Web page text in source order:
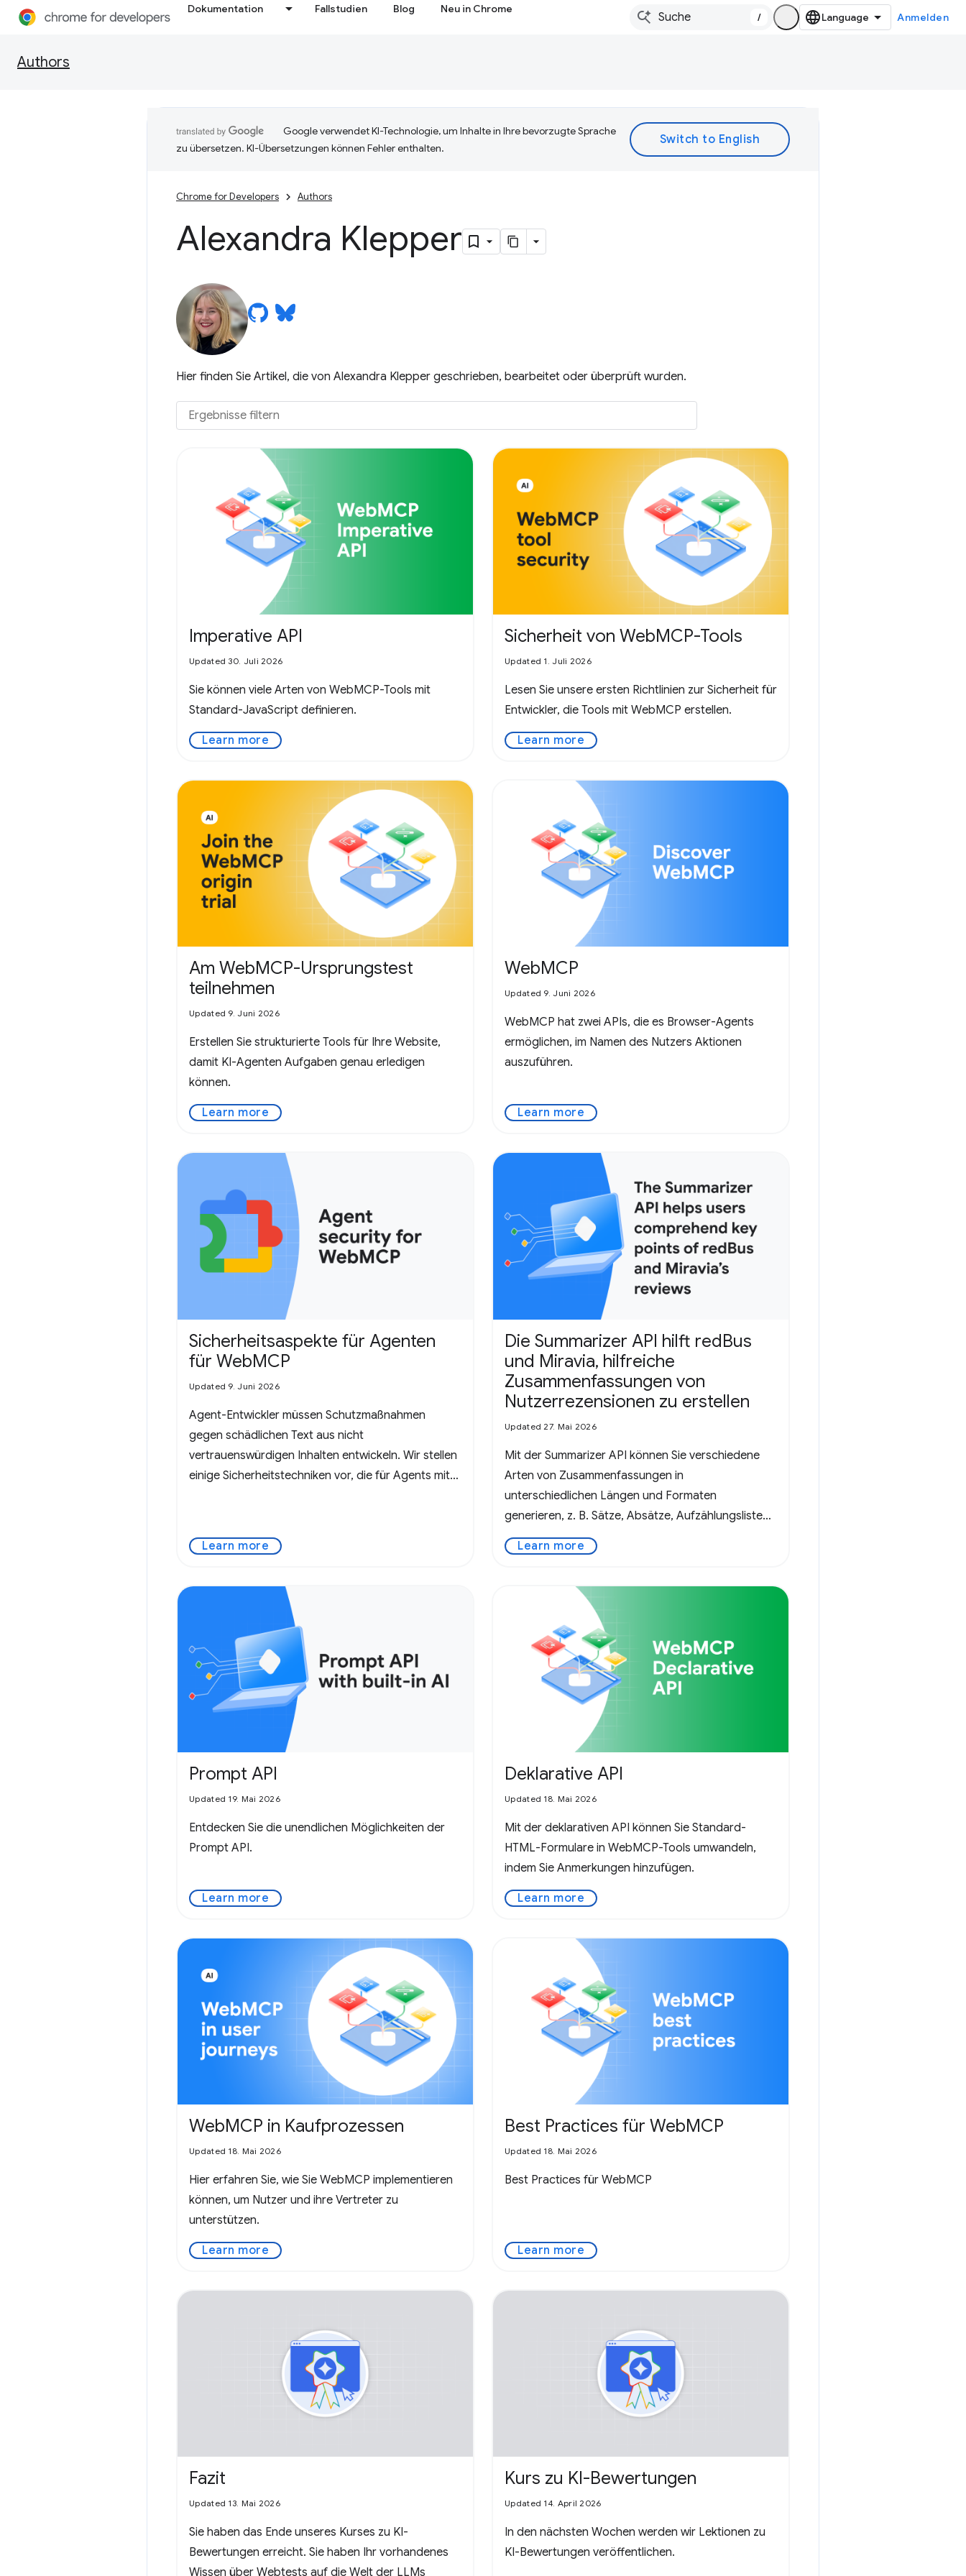
Dokumentation Fallstudien Blog Neu in Chrome
/ Anmelden
Authors
Google verwendet KI-Technologie, um Inhalte in Ihre bevorzugte Sprache
zu übersetzen. KI-Übersetzungen können Fehler enthalten.
Chrome for Developers Authors
Alexandra Klepper
Hier finden Sie Artikel, die von Alexandra Klepper geschrieben, bearbeitet oder überprüft wurden.
Imperative API
Updated 30. Juli 2026
Sie können viele Arten von WebMCP-Tools mit
Standard-JavaScript definieren.
Learn more
Sicherheit von WebMCP-Tools
Updated 1. Juli 2026
Lesen Sie unsere ersten Richtlinien zur Sicherheit für
Entwickler, die Tools mit WebMCP erstellen.
Learn more
Am WebMCP-Ursprungstest
teilnehmen
Updated 9. Juni 2026
Erstellen Sie strukturierte Tools für Ihre Website,
damit KI-Agenten Aufgaben genau erledigen
können.
Learn more
WebMCP
Updated 9. Juni 2026
WebMCP hat zwei APIs, die es Browser-Agents
ermöglichen, im Namen des Nutzers Aktionen
auszuführen.
Learn more
Sicherheitsaspekte für Agenten
für WebMCP
Updated 9. Juni 2026
Agent-Entwickler müssen Schutzmaßnahmen
gegen schädlichen Text aus nicht
vertrauenswürdigen Inhalten entwickeln. Wir stellen
einige Sicherheitstechniken vor, die für Agents mit
Learn more
Die Summarizer API hilft redBus
und Miravia, hilfreiche
Zusammenfassungen von
Nutzerrezensionen zu erstellen
Updated 27. Mai 2026
Mit der Summarizer API können Sie verschiedene
Arten von Zusammenfassungen in
unterschiedlichen Längen und Formaten
generieren, z. B. Sätze, Absätze, Aufzählungslisten
und mehr.
Learn more
Prompt API
Updated 19. Mai 2026
Entdecken Sie die unendlichen Möglichkeiten der
Prompt API.
Learn more
Deklarative API
Updated 18. Mai 2026
Mit der deklarativen API können Sie Standard-
HTML-Formulare in WebMCP-Tools umwandeln,
indem Sie Anmerkungen hinzufügen.
Learn more
WebMCP in Kaufprozessen
Updated 18. Mai 2026
Hier erfahren Sie, wie Sie WebMCP implementieren
können, um Nutzer und ihre Vertreter zu
unterstützen.
Learn more
Best Practices für WebMCP
Updated 18. Mai 2026
Best Practices für WebMCP
Learn more
Fazit
Updated 13. Mai 2026
Sie haben das Ende unseres Kurses zu KI-
Bewertungen erreicht. Sie haben Ihr vorhandenes
Wissen über Webtests auf die Welt der LLMs
Kurs zu KI-Bewertungen
Updated 14. April 2026
In den nächsten Wochen werden wir Lektionen zu
KI-Bewertungen veröffentlichen.